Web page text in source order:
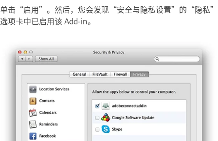
单击“启用”。然后，您会发现“安全与隐私设置”的“隐私”
选项卡中已启用该 Add-in。